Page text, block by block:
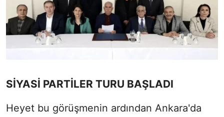
SİYASİ PARTİLER TURU BAŞLADI
Heyet bu görüşmenin ardından Ankara'da